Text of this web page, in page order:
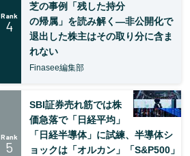
Rank
4
芝の事例「残した持分
の帰属」を読み解く—非公開化で
退出した株主はその取り分に含ま
れない
Finasee編集部
Rank
5
SBI証券売れ筋では株
価急落で「日経平均」
「日経半導体」に試練、半導体シ
ョックは「オルカン」「S&P500」